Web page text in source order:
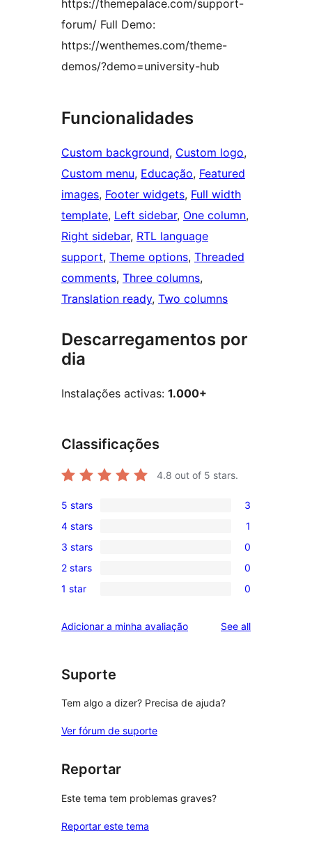
https://themepalace.com/support-
forum/ Full Demo:
https://wenthemes.com/theme-
demos/?demo=university-hub
Funcionalidades
Custom background, Custom logo
Custom menu, Educação, Featured
images, Footer widgets, Full width
template, Left sidebar, One column
Right sidebar, RTL language
support, Theme options, Threaded
comments, Three columns
Translation ready, Two columns
Descarregamentos por
dia
Instalações activas: 1.000+
Classificações
4.8 out of 5 stars.
3
5-
star
reviews
5 stars 3
1
4-
star
review
4 stars 1
0
3-
star
3 stars 0
0
2-
reviews
2 stars 0
0
star
1 star 0
Adicionar a minha avaliação See allreviews
Suporte
Tem algo a dizer? Precisa de ajuda?
Ver fórum de suporte
Reportar
Este tema tem problemas graves?
Reportar este tema